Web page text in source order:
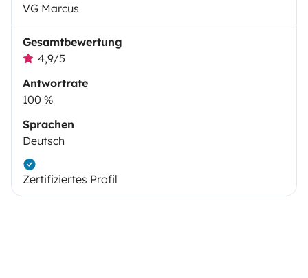
VG Marcus
Gesamtbewertung
4,9/5
Antwortrate
100 %
Sprachen
Deutsch
Zertifiziertes Profil